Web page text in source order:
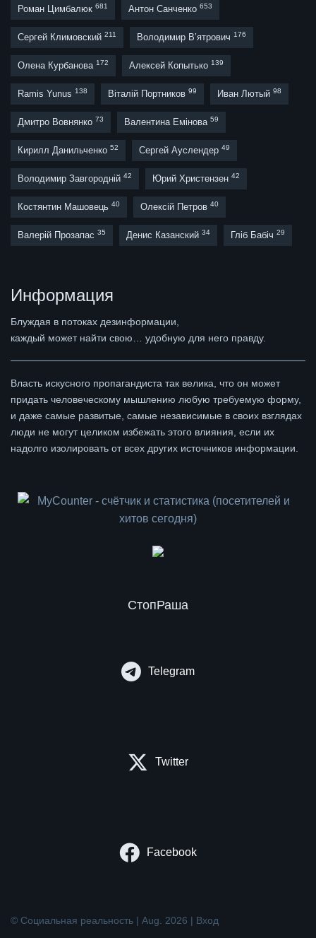
Роман Цимбалюк 681 Антон Санченко 653
Сергей Климовский 211 Володимир В’ятрович 176
Олена Курбанова 172 Алексей Копытько 139
Ramis Yunus 138 Віталій Портников 99 Иван Лютый 98
Дмитро Вовнянко 73 Валентина Емінова 59
Кирилл Данильченко 52 Сергей Ауслендер 49
Володимир Завгородній 42 Юрий Христензен 42
Костянтин Машовець 40 Олексій Петров 40
Валерій Прозапас 35 Денис Казанский 34 Гліб Бабіч 29
Информация
Блуждая в потоках дезинформации,
каждый может найти свою… удобную для него правду.
Власть искусного пропагандиста так велика, что он может
придать человеческому мышлению любую требуемую форму,
и даже самые развитые, самые независимые в своих взглядах
люди не могут целиком избежать этого влияния, если их
надолго изолировать от всех других источников информации.
СтопРаша
Telegram
Twitter
Facebook
© Социальная реальность | Aug. 2026 | Вход